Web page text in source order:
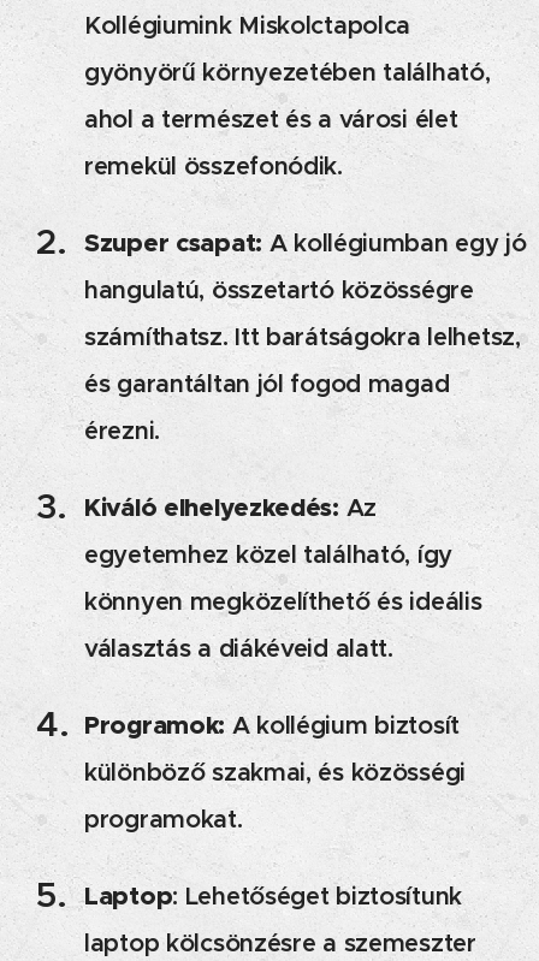
Kollégiumink Miskolctapolca
gyönyörű környezetében található,
ahol a természet és a városi élet
remekül összefonódik.
Szuper csapat: A kollégiumban egy jó
hangulatú, összetartó közösségre
számíthatsz. Itt barátságokra lelhetsz,
és garantáltan jól fogod magad
érezni.
Kiváló elhelyezkedés:Az
egyetemhez közel található, így
könnyen megközelíthető és ideális
választás a diákéveid alatt.
Programok:A kollégium biztosít
különböző szakmai, és közösségi
programokat.
Laptop: Lehetőséget biztosítunk
laptop kölcsönzésre a szemeszter